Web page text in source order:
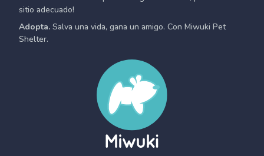
sitio adecuado!
Adopta. Salva una vida, gana un amigo. Con Miwuki Pet
Shelter.